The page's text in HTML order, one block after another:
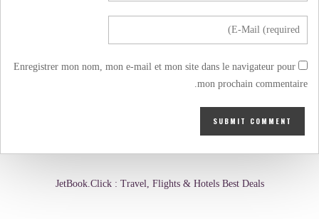
Enregistrer mon nom, mon e-mail et mon site dans le navigateur pour
mon prochain commentaire.
JetBook.Click : Travel, Flights & Hotels Best Deals